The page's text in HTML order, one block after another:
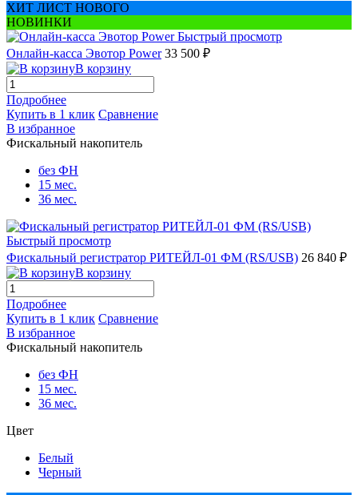
ХИТ ЛИСТ НОВОГО
НОВИНКИ
Быстрый просмотр
Онлайн-касса Эвотор Power 33 500 ₽
В корзину
Подробнее
Купить в 1 клик Сравнение
В избранное
Фискальный накопитель
без ФН
15 мес.
36 мес.
Быстрый просмотр
Фискальный регистратор РИТЕЙЛ-01 ФМ (RS/USB) 26 840 ₽
В корзину
Подробнее
Купить в 1 клик Сравнение
В избранное
Фискальный накопитель
без ФН
15 мес.
36 мес.
Цвет
Белый
Черный